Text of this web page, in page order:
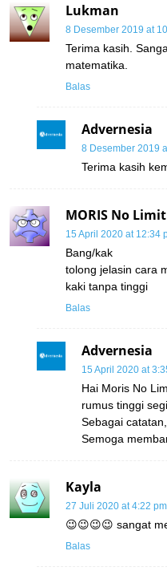
Lukman
8 Desember 2019 at
Terima kasih.
matematika.
Balas
Advernesia
8 Desember 2019
Terima kasih
MORIS No
15 April 2020 at 12:34
Bang/kak
tolong jelasin cara
kaki tanpa tinggi
Balas
Advernesia
15 April 2020 at
Hai Moris No
rumus tinggi
Sebagai
Semoga
Kayla
27 Juli 2020 at 4:22 pm
😉😉😉😉 sangat
Balas